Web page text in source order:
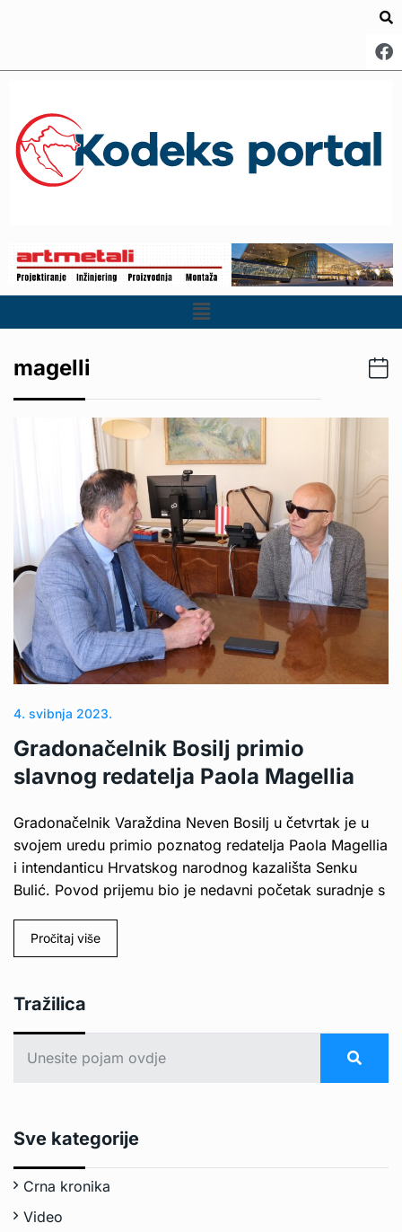
magelli
4. svibnja 2023.
Gradonačelnik Bosilj primio
slavnog redatelja Paola Magellia
Gradonačelnik Varaždina Neven Bosilj u četvrtak je u
svojem uredu primio poznatog redatelja Paola Magellia
i intendanticu Hrvatskog narodnog kazališta Senku
Bulić. Povod prijemu bio je nedavni početak suradnje s
Pročitaj više
Tražilica
Sve kategorije
Crna kronika
Video